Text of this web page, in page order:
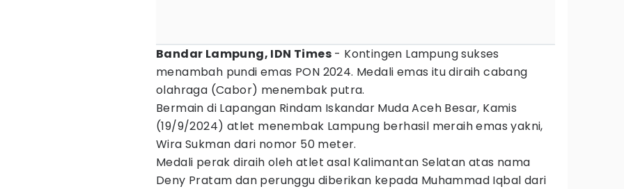
Bandar Lampung, IDN Times - Kontingen Lampung sukses
menambah pundi emas PON 2024. Medali emas itu diraih cabang
olahraga (Cabor) menembak putra.
Bermain di Lapangan Rindam Iskandar Muda Aceh Besar, Kamis
(19/9/2024) atlet menembak Lampung berhasil meraih emas yakni,
Wira Sukman dari nomor 50 meter.
Medali perak diraih oleh atlet asal Kalimantan Selatan atas nama
Deny Pratam dan perunggu diberikan kepada Muhammad Iqbal dari